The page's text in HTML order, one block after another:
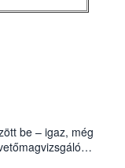
be – igaz, még
Győző által